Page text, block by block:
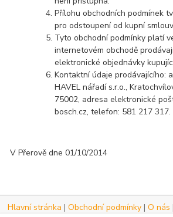
Přílohu obchodních podmínek
pro odstoupení od kupní
Tyto obchodní podmínky platí
internetovém obchodě
elektronické objednávky
Kontaktní údaje prodávajícího:
HAVEL nářadí s.r.o.,
75002, adresa elektronické
bosch.cz, telefon: 581 217 317.
V Přerově dne 01/10/2014
Hlavní stránka |Obchodní podmínky |O nás